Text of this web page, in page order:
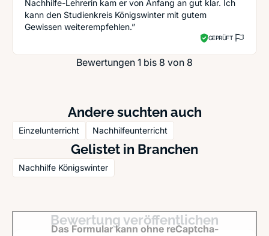
Nachhilfe-Lehrerin kam er von Anfang an gut klar. Ich
kann den Studienkreis Königswinter mit gutem
Gewissen weiterempfehlen.”
GEPRÜFT
Bewertungen 1 bis 8 von 8
Andere suchten auch
Einzelunterricht Nachhilfeunterricht
Gelistet in Branchen
Nachhilfe Königswinter
Bewertung veröffentlichen
Das Formular kann ohne reCaptcha-